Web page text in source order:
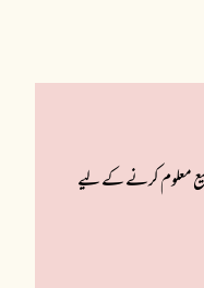
معلوم کرنے کے لیے